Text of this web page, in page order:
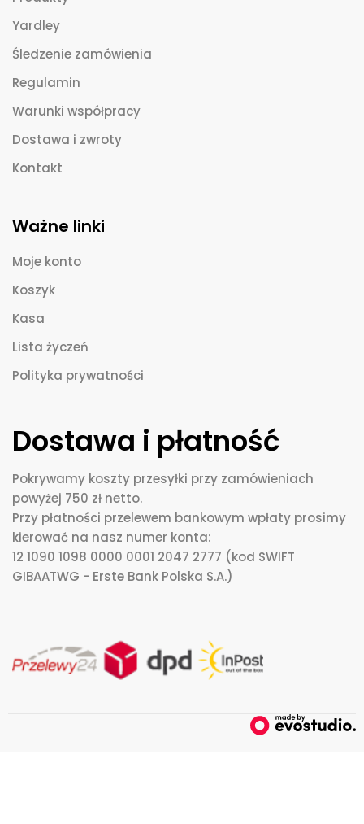
Yardley
Śledzenie zamówienia
Regulamin
Warunki współpracy
Dostawa i zwroty
Kontakt
Ważne linki
Moje konto
Koszyk
Kasa
Lista życzeń
Polityka prywatności
Dostawa i płatność
Pokrywamy koszty przesyłki przy zamówieniach
powyżej 750 zł netto.
Przy płatności przelewem bankowym wpłaty prosimy
kierować na nasz numer konta:
12 1090 1098 0000 0001 2047 2777 (kod SWIFT
GIBAATWG - Erste Bank Polska S.A.)